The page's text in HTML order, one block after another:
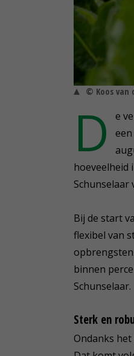
© Koos van
D
e
hoeveelheid
Bij de start
flexibel van
binnen
Schunselaar.
Sterk en
Ondanks